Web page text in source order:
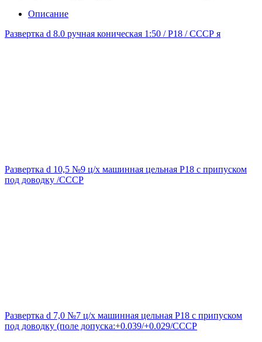
Описание
Развертка d 8.0 ручная коническая 1:50 / Р18 / СССР я
Развертка d 10,5 №9 ц/х машинная цельная Р18 с припуском
под доводку /СССР
Развертка d 7,0 №7 ц/х машинная цельная Р18 с припуском
под доводку (поле допуска:+0.039/+0.029/СССР